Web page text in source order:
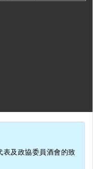
及政協委員酒會的致